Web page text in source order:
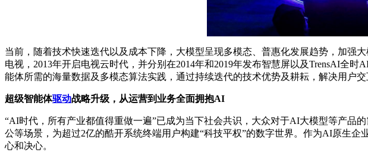
当前，随着技术快速迭代以及成本下降，大模型呈现多模态、普惠化发展趋势，加强
电视，2013年开启电视云时代，并分别在2014年和2019年发布智慧屏以及TrensAI全
能体所需的海量数据及多模态算法实践，通过持续迭代的技术优势及耕耘，解决用户
超级智能体驱动战略升级，从运营到业务全面拥抱AI
“AI时代，所有产业都值得重做一遍”已成为当下社会共识，大众对于AI大模型等产品
公等场景，为超过2亿的酷开系统终端用户构建“科技平权”的数字世界。作为AI原生
心和决心。